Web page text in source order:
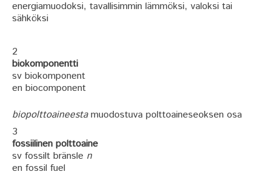
energiamuodoksi, tavallisimmin lämmöksi, valoksi tai
sähköksi
2
biokomponentti
sv biokomponent
en biocomponent
biopolttoaineestamuodostuva polttoaineseoksen osa
3
fossiilinen polttoaine
sv fossilt bränsle n
en fossil fuel